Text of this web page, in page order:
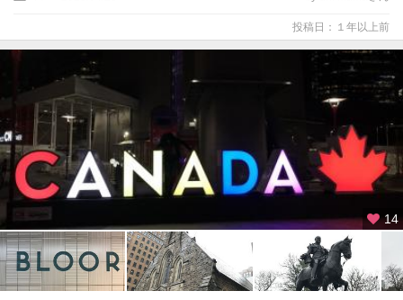
ォ
マ
レ
ー
レ
デ
リ
ク
投稿日：１年以上前
14